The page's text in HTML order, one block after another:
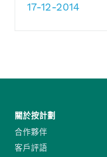
17-12-2014
關於按計劃
合作夥伴
客戶評語